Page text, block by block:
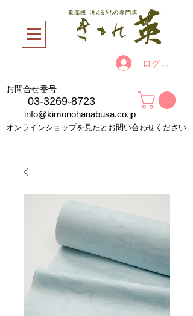
ログイン
お問合せ番号
03-3269-8723
info@kimonohanabusa.co.jp
オンラインショップを見たとお問い合わせください